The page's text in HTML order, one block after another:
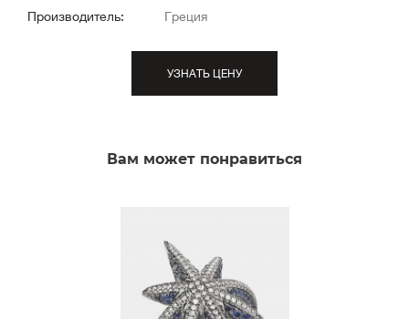
Производитель: Греция
УЗНАТЬ ЦЕНУ
Вам может понравиться